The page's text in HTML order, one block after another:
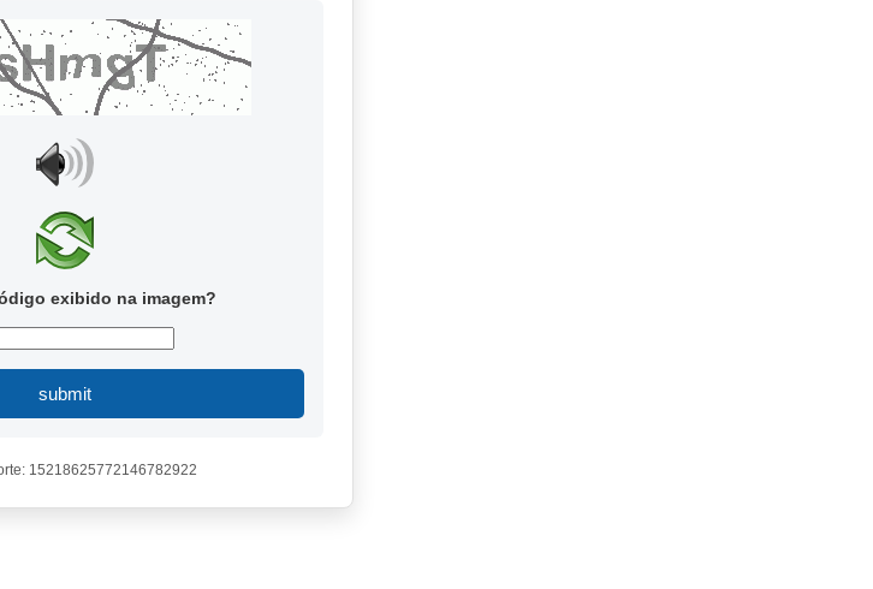
exibido na imagem?
submit
15218625772146782922